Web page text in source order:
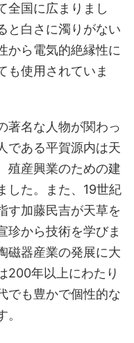
全国に広まりまし
と白さに濁りがない
から電気的絶縁性に
も使用されていま
著名な人物が関わっ
である平賀源内は天
殖産興業のための建
した。また、19世紀
す加藤民吉が天草を
珍から技術を学びま
磁器産業の発展に大
200年以上にわたり
でも豊かで個性的な